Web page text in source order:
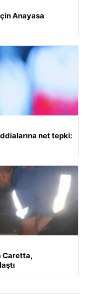
Anayasa
net tepki:
Caretta,